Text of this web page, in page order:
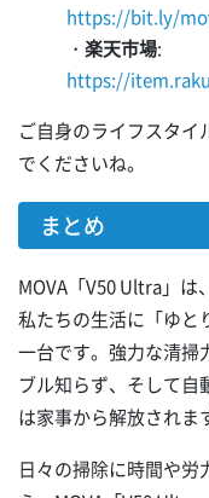
https://bit.ly/
・ 楽天市場:
https://
ご自身のライフスタ
でくださいね。
まとめ
MOVA「V50 Ultra」は
私たちの生活に「ゆと
一台です。強力な清掃
ブル知らず、そして
は家事から解放されま
日々の掃除に時間や